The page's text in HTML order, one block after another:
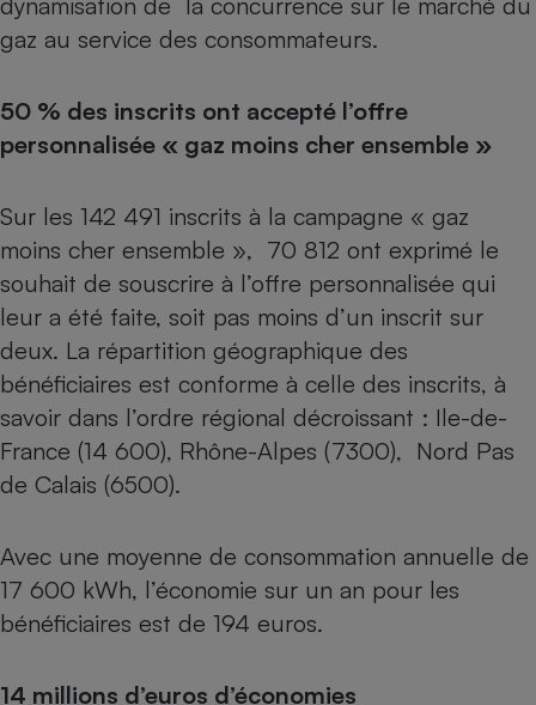
gaz au service des consommateurs.
50 % des inscrits ont accepté l’offre
personnalisée « gaz moins cher ensemble »
Sur les 142 491 inscrits à la campagne « gaz
moins cher ensemble », 70 812 ont exprimé le
souhait de souscrire à l’offre personnalisée qui
leur a été faite, soit pas moins d’un inscrit sur
deux. La répartition géographique des
bénéficiaires est conforme à celle des inscrits, à
savoir dans l’ordre régional décroissant : Ile-de-
France (14 600), Rhône-Alpes (7300), Nord Pas
de Calais (6500).
Avec une moyenne de consommation annuelle de
17 600 kWh, l’économie sur un an pour les
bénéficiaires est de 194 euros.
14 millions d’euros d’économies
Complément
bouteille
Assurance emprunteur
Banque
Petit électroménager -
Lave-linge
Plaque de cuisson à
induction
Téléviseur
Téléphone mobile -
Smartphone
Matelas
Radiateur électrique
Mutuelle
Antimoustique